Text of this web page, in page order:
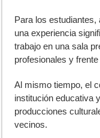
Para los
una experiencia
trabajo en una sala
profesionales y
Al mismo tiempo, el
institución educativa
producciones
vecinos.